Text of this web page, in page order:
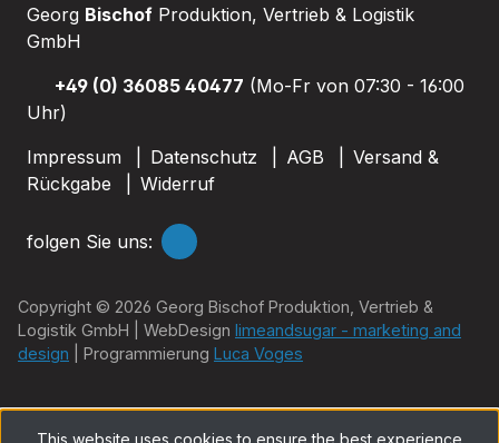
Georg Bischof Produktion, Vertrieb & Logistik
GmbH
+49 (0) 36085 40477 (Mo-Fr von 07:30 - 16:00
Uhr)
Impressum
Datenschutz AGB
Versand &
Rückgabe
Widerruf
folgen Sie uns:
Copyright © 2026 Georg Bischof Produktion, Vertrieb &
Logistik GmbH | WebDesign limeandsugar - marketing and
design | Programmierung Luca Voges
This website uses cookies to ensure the best experience